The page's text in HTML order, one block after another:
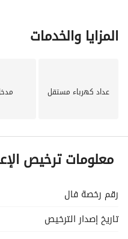
المزايا والخدمات
عداد كهرباء مستقل
معلومات ترخيص
رقم رخصة فال
تاريخ إصدار الترخيص